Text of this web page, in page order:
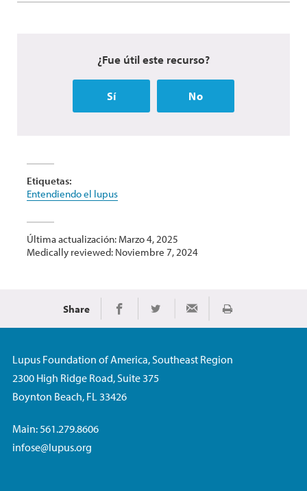
¿Fue útil este recurso?
Sí No
Etiquetas:
Entendiendo el lupus
Última actualización: Marzo 4, 2025
Medically reviewed: Noviembre 7, 2024
Share Share on Facebook
Share on TwitterShare via EmailImprimir
Lupus Foundation of America, Southeast Region
2300 High Ridge Road, Suite 375
Boynton Beach, FL 33426
Main: 561.279.8606
infose@lupus.org